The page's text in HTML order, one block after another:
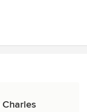
Charles